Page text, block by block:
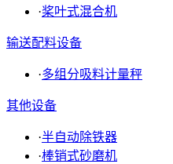
·桨叶式混合机
输送配料设备
·多组分吸料计量秤
其他设备
·半自动除铁器
·棒销式砂磨机